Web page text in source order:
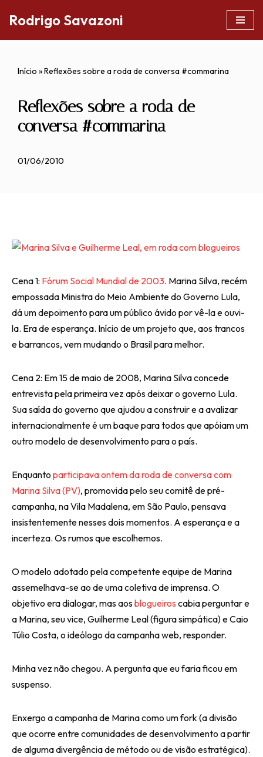
Rodrigo Savazoni
Início »Reflexões sobre a roda de conversa #commarina
Reflexões sobre a roda de
conversa #commarina
01/06/2010
Cena 1: Fórum Social Mundial de 2003. Marina Silva, recém
empossada Ministra do Meio Ambiente do Governo Lula,
dá um depoimento para um público ávido por vê-la e ouvi-
la. Era de esperança. Início de um projeto que, aos trancos
e barrancos, vem mudando o Brasil para melhor.
Cena 2: Em 15 de maio de 2008, Marina Silva concede
entrevista pela primeira vez após deixar o governo Lula.
Sua saída do governo que ajudou a construir e a avalizar
internacionalmente é um baque para todos que apóiam um
outro modelo de desenvolvimento para o país.
Enquanto participava ontem da roda de conversa com
Marina Silva (PV), promovida pelo seu comitê de pré-
campanha, na Vila Madalena, em São Paulo, pensava
insistentemente nesses dois momentos. A esperança e a
incerteza. Os rumos que escolhemos.
O modelo adotado pela competente equipe de Marina
assemelhava-se ao de uma coletiva de imprensa. O
objetivo era dialogar, mas aosblogueiros cabia perguntar e
a Marina, seu vice, Guilherme Leal (figura simpática) e Caio
Túlio Costa, o ideólogo da campanha web, responder.
Minha vez não chegou. A pergunta que eu faria ficou em
suspenso.
Enxergo a campanha de Marina como um fork (a divisão
que ocorre entre comunidades de desenvolvimento a partir
de alguma divergência de método ou de visão estratégica).